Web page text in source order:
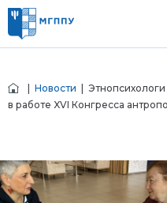
Новости |
в работе XVI Конгресса